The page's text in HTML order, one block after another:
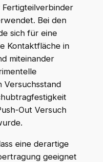
Fertigteilverbinder
Bei den
sich für eine
Kontaktfläche in
miteinander
Versuchsstand
Out Versuch
eine derartige
geeignet